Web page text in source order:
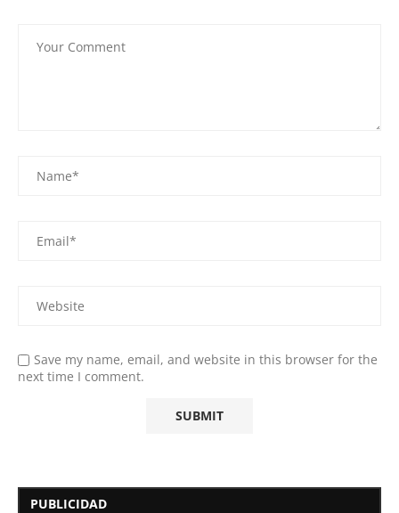
Save my name, email, and website in this browser for the
next time I comment.
PUBLICIDAD